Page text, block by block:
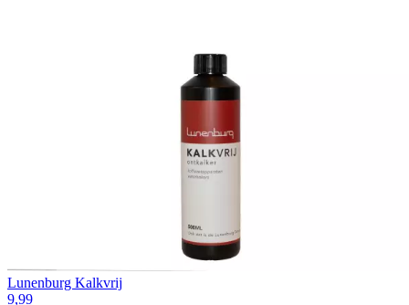
Lunenburg Kalkvrij
9,99